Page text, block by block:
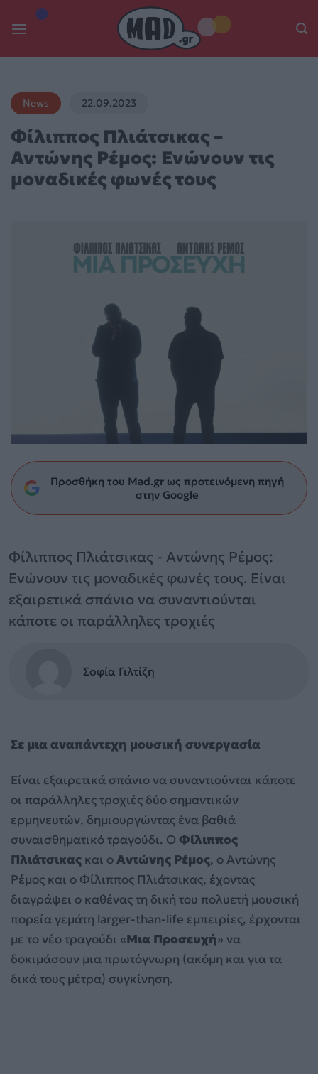
News 22.09.2023
Φίλιππος Πλιάτσικας –
Αντώνης Ρέμος: Ενώνουν τις
μοναδικές φωνές τους
Προσθήκη του Mad.gr ως προτεινόμενη πηγή
στην Google
Φίλιππος Πλιάτσικας - Αντώνης Ρέμος:
Ενώνουν τις μοναδικές φωνές τους. Είναι
εξαιρετικά σπάνιο να συναντιούνται
κάποτε οι παράλληλες τροχιές
Σοφία Γιλτίζη
Σε μια αναπάντεχη μουσική συνεργασία
Είναι εξαιρετικά σπάνιο να συναντιούνται κάποτε
οι παράλληλες τροχιές δύο σημαντικών
ερμηνευτών, δημιουργώντας ένα βαθιά
συναισθηματικό τραγούδι. Ο Φίλιππος
Πλιάτσικας και οΑντώνης Ρέμος, ο Αντώνης
Ρέμος και ο Φίλιππος Πλιάτσικας, έχοντας
διαγράψει ο καθένας τη δική του πολυετή μουσική
πορεία γεμάτη larger-than-life εμπειρίες, έρχονται
με το νέο τραγούδι «Μια Προσευχή» να
δοκιμάσουν μια πρωτόγνωρη (ακόμη και για τα
δικά τους μέτρα) συγκίνηση.